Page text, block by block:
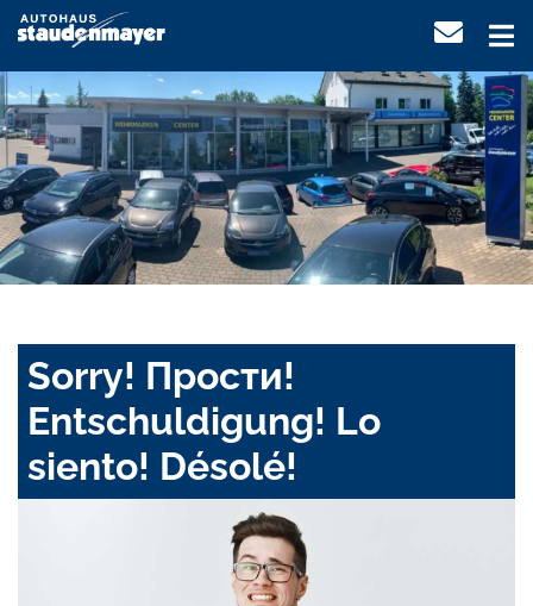
Sorry! Прости!
Entschuldigung! Lo
siento! Désolé!